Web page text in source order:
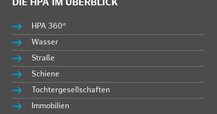
DIE HPA IM ÜBERBLICK
HPA 360°
Wasser
Straße
Schiene
Tochtergesellschaften
Immobilien